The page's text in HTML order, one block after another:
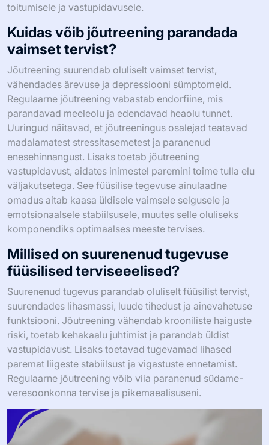
toitumisele ja vastupidavusele.
Kuidas võib jõutreening parandada
vaimset tervist?
Jõutreening suurendab oluliselt vaimset tervist,
vähendades ärevuse ja depressiooni sümptomeid.
Regulaarne jõutreening vabastab endorfiine, mis
parandavad meeleolu ja edendavad heaolu tunnet.
Uuringud näitavad, et jõutreeningus osalejad teatavad
madalamatest stressitasemetest ja paranenud
enesehinnangust. Lisaks toetab jõutreening
vastupidavust, aidates inimestel paremini toime tulla elu
väljakutsetega. See füüsilise tegevuse ainulaadne
omadus aitab kaasa üldisele vaimsele selgusele ja
emotsionaalsele stabiilsusele, muutes selle oluliseks
komponendiks optimaalses meeste tervises.
Millised on suurenenud tugevuse
füüsilised terviseeelised?
Suurenenud tugevus parandab oluliselt füüsilist tervist,
suurendades lihasmassi, luude tihedust ja ainevahetuse
funktsiooni. Jõutreening vähendab krooniliste haiguste
riski, toetab kehakaalu juhtimist ja parandab üldist
vastupidavust. Lisaks toetavad tugevamad lihased
paremat liigeste stabiilsust ja vigastuste ennetamist.
Regulaarne jõutreening võib viia paranenud südame-
veresoonkonna tervise ja pikemaealisuseni.